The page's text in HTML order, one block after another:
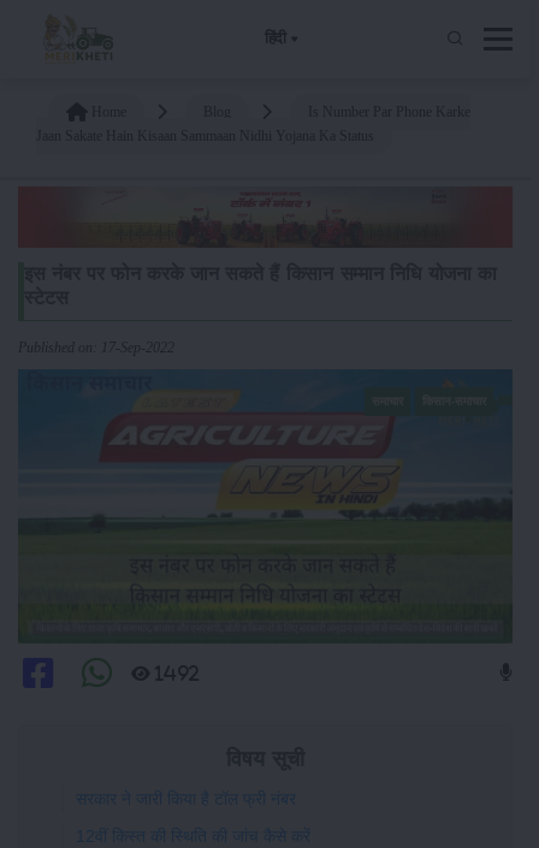
हिंदी
Published on: 17-Sep-2022
1492
सरकार ने जारी किया है टॉल फ्री नंबर
12वीं किस्त की स्थिति की जांच कैसे करें